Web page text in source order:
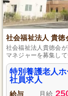
社会福祉法人 貴徳
社会福祉法人貴徳会
マネジャーを募集し
現し、一人ひとりの
事です。安定した環
実。地域社会に貢献
です。私たちと一緒
特別養護老人
社員求人
給与 月給